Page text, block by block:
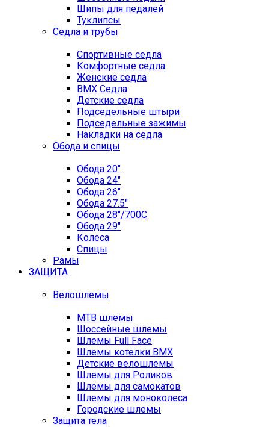
Шипы для педалей
Туклипсы
Седла и трубы
Спортивные седла
Комфортные седла
Женские седла
BMX Седла
Детские седла
Подседельные штыри
Подседельные зажимы
Накладки на седла
Обода и спицы
Обода 20"
Обода 24"
Обода 26"
Обода 27.5"
Обода 28"/700C
Обода 29"
Колеса
Спицы
Рамы
ЗАЩИТА
Велошлемы
MTB шлемы
Шоссейные шлемы
Шлемы Full Face
Шлемы котелки BMX
Детские велошлемы
Шлемы для Роликов
Шлемы для самокатов
Шлемы для моноколеса
Городские шлемы
Защита тела